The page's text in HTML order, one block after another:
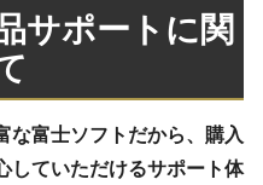
サポートに関
な富士ソフトだから、購入
していただけるサポート体